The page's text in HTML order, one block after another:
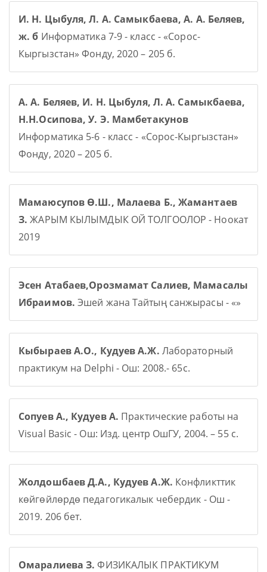
И. Н. Цыбуля, Л. А. Самыкбаева, А. А. Беляев,
ж. б Информатика 7-9 - класс - «Сорос-
Кыргызстан» Фонду, 2020 – 205 б.
А. А. Беляев, И. Н. Цыбуля, Л. А. Самыкбаева,
Н.Н.Осипова, У. Э. Мамбетакунов
Информатика 5-6 - класс - «Сорос-Кыргызстан»
Фонду, 2020 – 205 б.
Мамаюсупов Ө.Ш., Малаева Б., Жамантаев
З. ЖАРЫМ КЫЛЫМДЫК ОЙ ТОЛГООЛОР - Ноокат
2019
Эсен Атабаев,Орозмамат Салиев, Мамасалы
Ибраимов. Эшей жана Тайтың санжырасы - «»
Кыбыраев А.О., Кудуев А.Ж. Лабораторный
практикум на Delphi - Ош: 2008.- 65с.
Сопуев А., Кудуев А. Практические работы на
Visual Basic - Ош: Изд. центр ОшГУ, 2004. – 55 с.
Жолдошбаев Д.А., Кудуев А.Ж. Конфликттик
көйгөйлөрдө педагогикалык чебердик - Ош -
2019. 206 бет.
Омаралиева З. ФИЗИКАЛЫК ПРАКТИКУМ